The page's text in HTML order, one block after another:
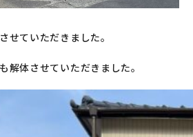
せていただきました。
解体させていただきました。